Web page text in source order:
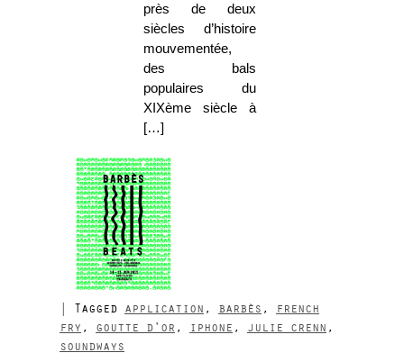
près de deux
siècles d’histoire
mouvementée,
des bals
populaires du
XIXème siècle à
[…]
Tagged application , barbès ,
french
fry , goutte d'or , iphone , julie crenn ,
soundways